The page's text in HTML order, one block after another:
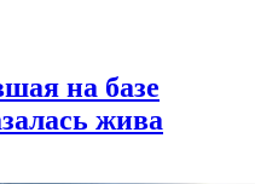
на базе
жива